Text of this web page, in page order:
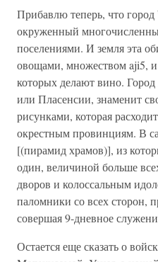
Прибавлю теперь, что
окруженный
поселениями. И земля эта
овощами, множеством aji5, и
которых делают вино.
или Пласенсии, знаменит
рисунками, которая
окрестным провинциям. В
[(пирамид храмов)], из
один, величиной больше
дворов и колоссальным
паломники со всех сторон,
совершая 9-дневное
Остается еще сказать о